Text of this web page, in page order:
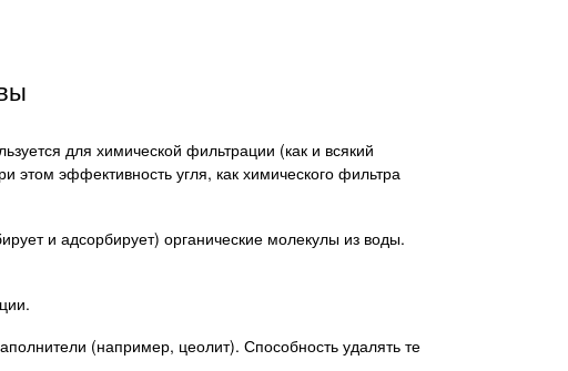
для химической фильтрации (как и всякий
эффективность угля, как химического фильтра
и адсорбирует) органические молекулы из воды.
(например, цеолит). Способность удалять те